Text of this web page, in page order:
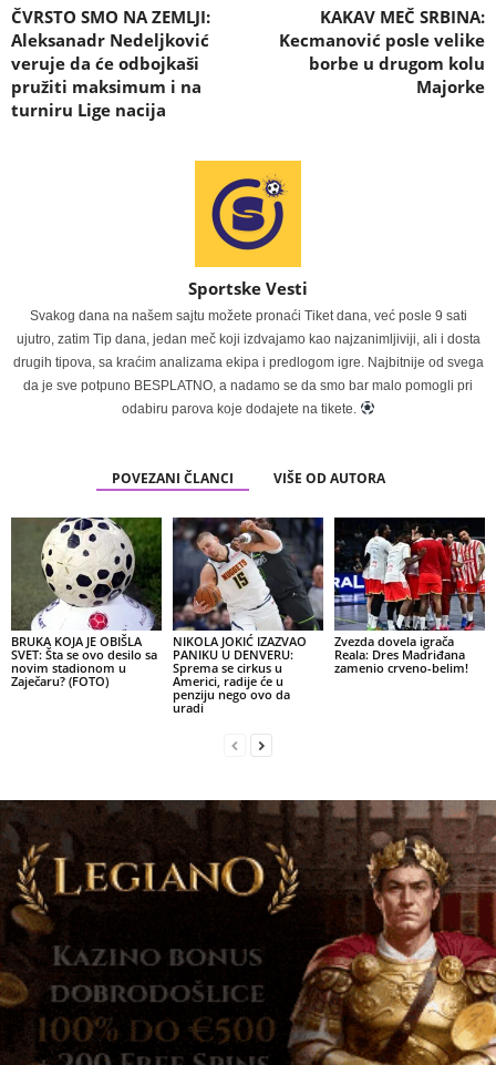
ČVRSTO SMO NA ZEMLJI:
Aleksanadr Nedeljković
veruje da će odbojkaši
pružiti maksimum i na
turniru Lige nacija
KAKAV MEČ SRBINA:
Kecmanović posle velike
borbe u drugom kolu
Majorke
Sportske Vesti
Svakog dana na našem sajtu možete pronaći Tiket dana, već posle 9 sati
ujutro, zatim Tip dana, jedan meč koji izdvajamo kao najzanimljiviji, ali i dosta
drugih tipova, sa kraćim analizama ekipa i predlogom igre. Najbitnije od svega
da je sve potpuno BESPLATNO, a nadamo se da smo bar malo pomogli pri
odabiru parova koje dodajete na tikete.
POVEZANI ČLANCI VIŠE OD AUTORA
BRUKA KOJA JE OBIŠLA
SVET: Šta se ovo desilo sa
novim stadionom u
Zaječaru? (FOTO)
NIKOLA JOKIĆ IZAZVAO
PANIKU U DENVERU:
Sprema se cirkus u
Americi, radije će u
penziju nego ovo da
uradi
Zvezda dovela igrača
Reala: Dres Madriđana
zamenio crveno-belim!